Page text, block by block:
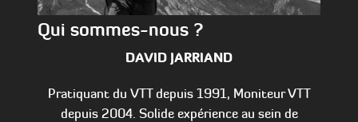
Qui sommes-nous ?
DAVID JARRIAND
Pratiquant du VTT depuis 1991, Moniteur VTT
depuis 2004. Solide expérience au sein de